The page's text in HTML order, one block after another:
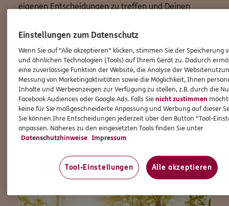
eigenen Entscheidungen zu treffen und Deinen
den Vorteilen, die eine große und etablierte Marke
Wenn Du bereit bist, Deine Karriere auf das nächste
Level zu heben und Teil einer starken Gemeinschaft
zu werden, dann freuen wir uns auf Deine
Bewerbung!
Lass uns gemeinsam Großes erreichen!
Jetzt durchstarten
Einstellungen zum Datenschutz
Wenn Sie auf "Alle akzeptieren" klicken, stimmen Sie der Speicherung
und ähnlichen Technologien (Tools) auf Ihrem Gerät zu. Dadurch
eine zuverlässige Funktion der Website, die Analyse der
Messung von Marketingaktivitäten sowie die Möglichkeit, Ihnen
Inhalte und Werbeanzeigen zur Verfügung zu stellen, z.B. durch die
Facebook Audiences oder Google Ads. Falls Sienicht zustimmen
keine für Sie maßgeschneiderte Anpassung und Werbung auf dieser
Sie können Ihre Entscheidungen jederzeit über den Button "Tool-
anpassen. Näheres zu den eingesetzten Tools finden Sie unter
Datenschutzhinweise Impressum
Tool-Einstellungen Alle akzeptieren